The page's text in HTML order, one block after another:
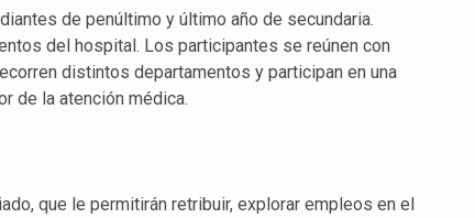
de penúltimo y último año de secundaria.
del hospital. Los participantes se reúnen con
distintos departamentos y participan en una
de la atención médica.
que le permitirán retribuir, explorar empleos en el